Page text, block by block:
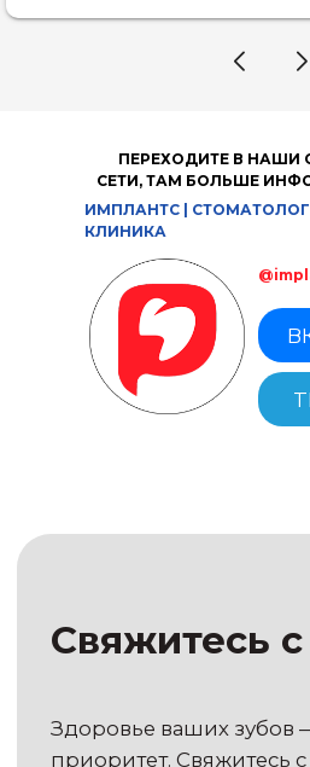
стресса. Атмосфера
ПЕРЕХОДИТЕ В НАШИ
СЕТИ, ТАМ БОЛЬШЕ
ИМПЛАНТС |
КЛИНИКА